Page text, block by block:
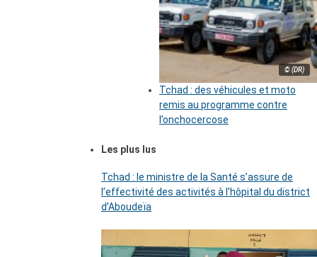
© (DR)
Tchad : des véhicules et moto
remis au programme contre
l’onchocercose
Les plus lus
Tchad : le ministre de la Santé s’assure de
l’effectivité des activités à l’hôpital du district
d’Aboudeïa